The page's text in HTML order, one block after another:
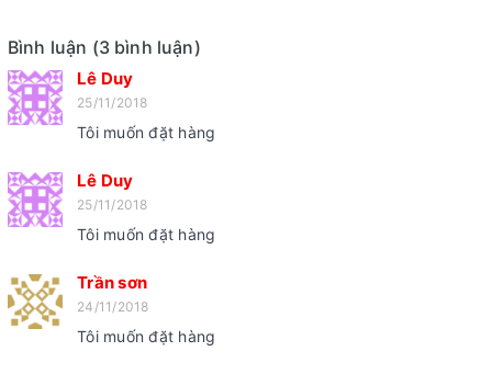
Bình luận (3 bình luận)
Lê Duy
25/11/2018
Tôi muốn đặt hàng
Lê Duy
25/11/2018
Tôi muốn đặt hàng
Trần sơn
24/11/2018
Tôi muốn đặt hàng